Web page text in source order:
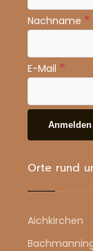
Nachname *
E-Mail *
Orte rund
Aichkirchen